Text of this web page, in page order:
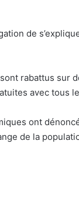
de
rabattus sur
avec tous
ont
de la